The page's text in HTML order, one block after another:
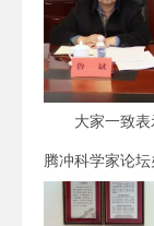
大家一致
腾冲科学家论坛